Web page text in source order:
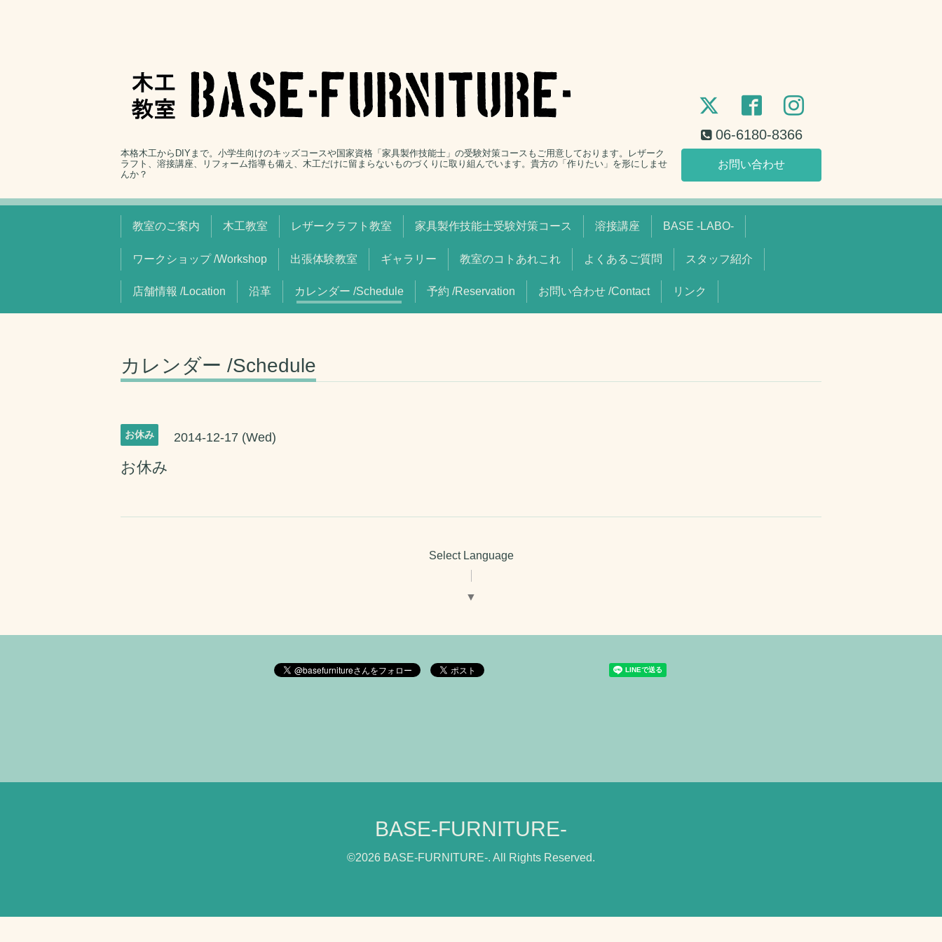
本格木工からDIYまで。小学生向けのキッズコースや国家資格「家具製作技能士」の受験対策コースもご用意しております。レザーク
ラフト、溶接講座、リフォーム指導も備え、木工だけに留まらないものづくりに取り組んでいます。貴方の「作りたい」を形にしませ
んか？
06-6180-8366
お問い合わせ
教室のご案内 木工教室 レザークラフト教室 家具製作技能士受験対策コース 溶接講座 BASE -LABO-
ワークショップ /Workshop 出張体験教室 ギャラリー 教室のコトあれこれ よくあるご質問 スタッフ紹介
店舗情報 /Location 沿革 カレンダー /Schedule 予約 /Reservation お問い合わせ /Contact リンク
カレンダー /Schedule
お休み 2014-12-17 (Wed)
お休み
Select Language
▼
BASE-FURNITURE-
©2026 BASE-FURNITURE-. All Rights Reserved.